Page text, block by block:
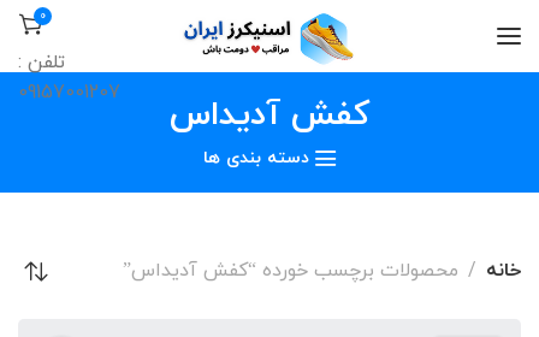
0
تلفن :
09157001207
کفش آدیداس
دسته بندی ها
خانه محصولات برچسب خورده “کفش آدیداس”